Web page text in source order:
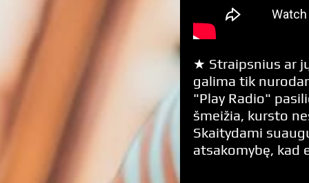
★ Straipsnius ar
galima tik
"Play Radio"
šmeižia, kursto
Skaitydami
atsakomybę, kad